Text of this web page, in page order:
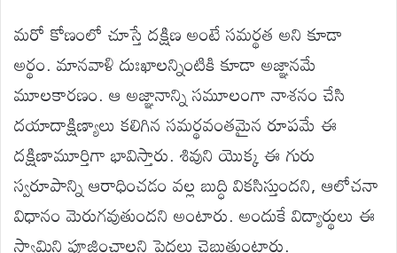
మరో కోణంలో చూస్తే దక్షిణ అంటే సమర్థత అని కూడా
అర్థం. మానవాళి దుఃఖాలన్నింటికి కూడా అజ్ఞానమే
మూలకారణం. ఆ అజ్ఞానాన్ని సమూలంగా నాశనం చేసి
దయాదాక్షిణ్యాలు కలిగిన సమర్థవంతమైన రూపమే ఈ
దక్షిణామూర్తిగా భావిస్తారు. శివుని యొక్క ఈ గురు
స్వరూపాన్ని ఆరాధించడం వల్ల బుద్ధి వికసిస్తుందని, ఆలోచనా
విధానం మెరుగవుతుందని అంటారు. అందుకే విద్యార్థులు ఈ
స్వామిని పూజించాలని పెద్దలు చెబుతుంటారు.